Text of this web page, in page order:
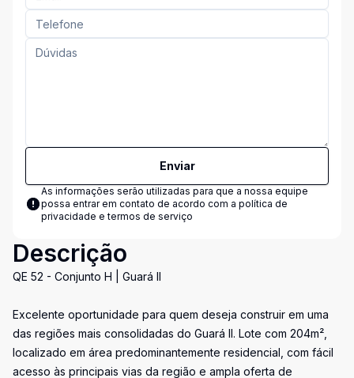
Enviar
As informações serão utilizadas para que a nossa equipe
possa entrar em contato de acordo com a política de
privacidade e termos de serviço
Descrição
QE 52 - Conjunto H | Guará II
Excelente oportunidade para quem deseja construir em uma
das regiões mais consolidadas do Guará II. Lote com 204m²,
localizado em área predominantemente residencial, com fácil
acesso às principais vias da região e ampla oferta de